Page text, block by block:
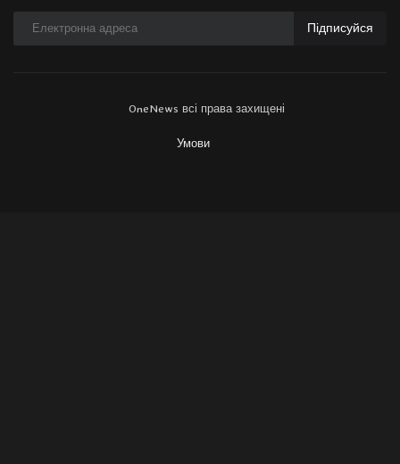
Підписуйся
OneNews всі права захищені
Умови